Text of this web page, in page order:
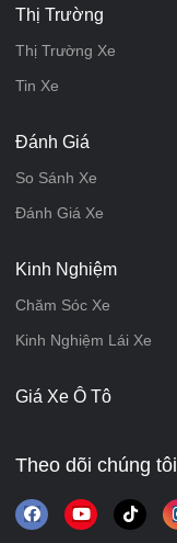
Thị Trường
Thị Trường Xe
Tin Xe
Đánh Giá
So Sánh Xe
Đánh Giá Xe
Kinh Nghiệm
Chăm Sóc Xe
Kinh Nghiệm Lái Xe
Giá Xe Ô Tô
Theo dõi chúng tôi